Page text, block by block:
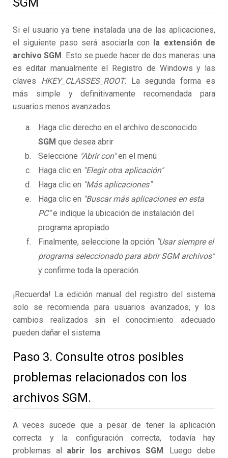
Si el usuario ya tiene instalada una de las aplicaciones,
el siguiente paso será asociarla con
la extensión de
archivo SGM. Esto se puede hacer de dos maneras: una
es editar manualmente el Registro de Windows y las
claves HKEY_CLASSES_ROOT. La segunda forma es
más simple y definitivamente recomendada para
usuarios menos avanzados.
Haga clic derecho en el archivo desconocido
SGM que desea abrir
Seleccione "Abrir con"en el menú
Haga clic en "Elegir otra aplicación"
Haga clic en "Más aplicaciones"
Haga clic en "Buscar más aplicaciones en esta
PC"e indique la ubicación de instalación del
programa apropiado
Finalmente, seleccione la opción "Usar siempre el
programa seleccionado para abrir SGM archivos"
y confirme toda la operación.
¡Recuerda! La edición manual del registro del sistema
solo se recomienda para usuarios avanzados, y los
cambios realizados sin el conocimiento adecuado
pueden dañar el sistema.
Paso 3. Consulte otros posibles
problemas relacionados con los
archivos SGM.
A veces sucede que a pesar de tener la aplicación
correcta y la configuración correcta, todavía hay
problemas al abrir los archivos SGM. Luego debe